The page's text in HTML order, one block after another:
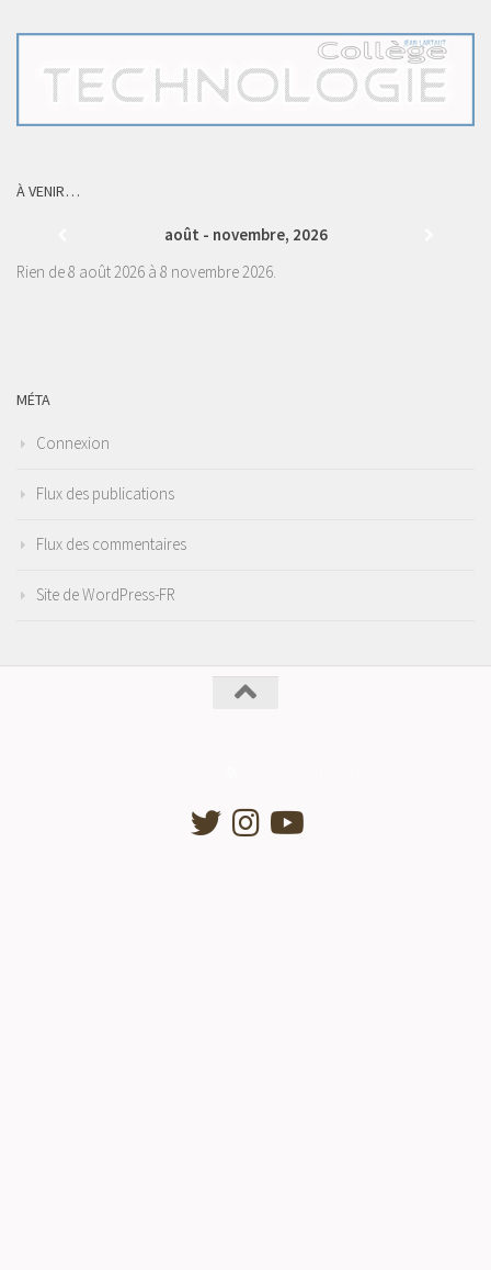
À VENIR…
août - novembre, 2026
Rien de 8 août 2026 à 8 novembre 2026.
MÉTA
Connexion
Flux des publications
Flux des commentaires
Site de WordPress-FR